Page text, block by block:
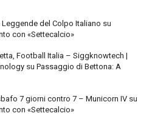
del Colpo Italiano su
con «Settecalcio»
Football Italia – Siggknowtech |
su Passaggio di Bettona: A
7 giorni contro 7 – Municorn IV su
con «Settecalcio»